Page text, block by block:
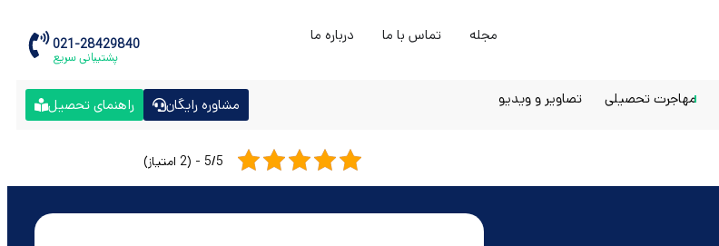
مجله تماس با ما درباره ما 021-28429840
پشتیبانی سریع
مهاجرت تحصیلی تصاویر و ویدیو مشاوره رایگان راهنمای تحصیل
5/5 - (2 امتیاز)